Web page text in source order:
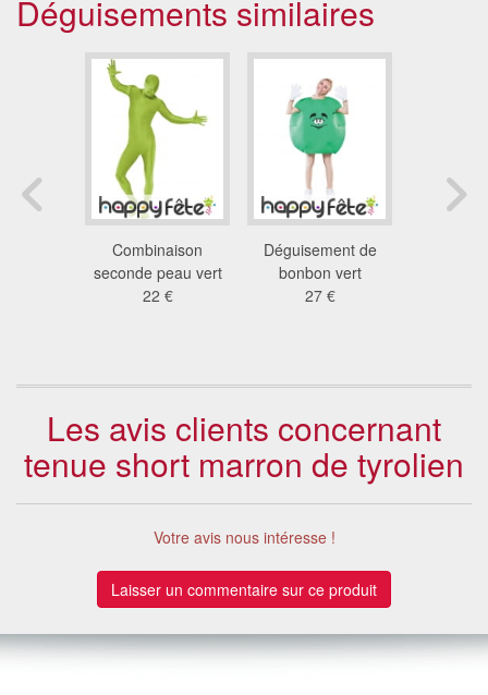
Déguisements similaires
Combinaison
seconde peau vert
22 €
Déguisement de
bonbon vert
27 €
Les avis clients concernant
tenue short marron de tyrolien
Votre avis nous intéresse !
Laisser un commentaire sur ce produit